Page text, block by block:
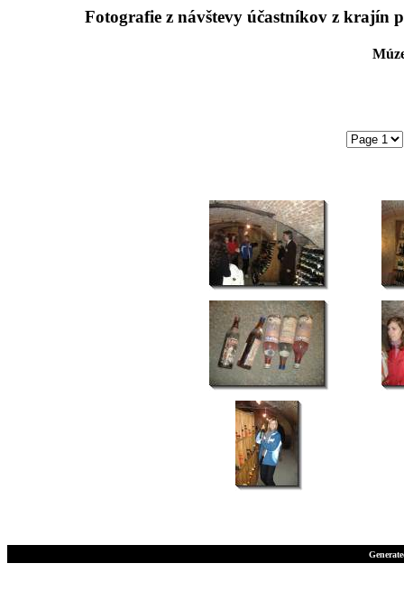
Fotografie z návštevy účastníkov z krajín